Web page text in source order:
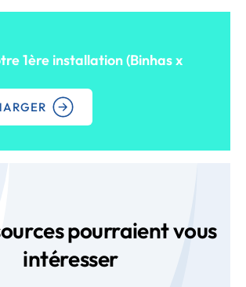
1ère installation (Binhas x
pourraient vous
intéresser